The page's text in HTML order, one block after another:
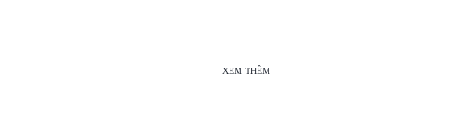
XEM THÊM